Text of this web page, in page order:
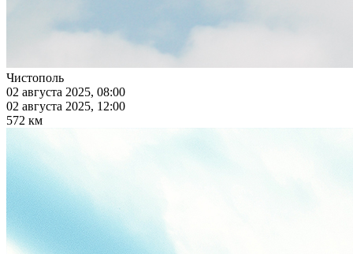
Чистополь
02 августа 2025, 08:00
02 августа 2025, 12:00
572 км